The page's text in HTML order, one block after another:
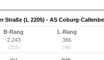
Straße (L 2205) - AS Coburg-
B-Rang
2.243
(352)
L-Rang
366
(48)